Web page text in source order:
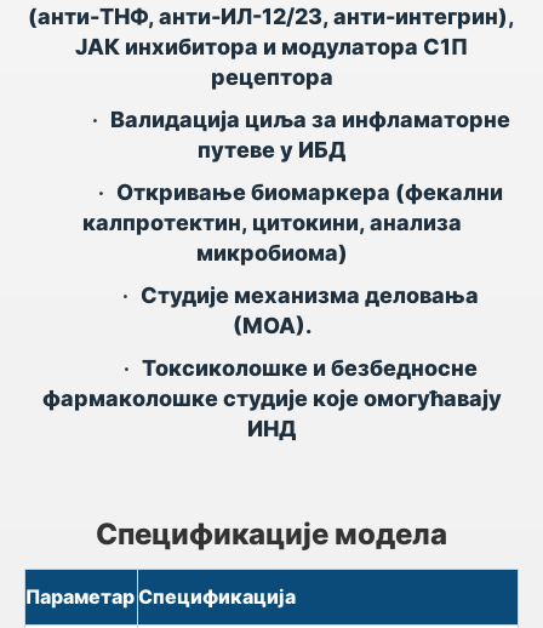
(анти-ТНФ, анти-ИЛ-12/23, анти-интегрин),
ЈАК инхибитора и модулатора С1П
рецептора
• Валидација циља за инфламаторне
путеве у ИБД
• Откривање биомаркера (фекални
калпротектин, цитокини, анализа
микробиома)
• Студије механизма деловања
(МОА).
• Токсиколошке и безбедносне
фармаколошке студије које омогућавају
ИНД
Спецификације модела
ПараметарСпецификација